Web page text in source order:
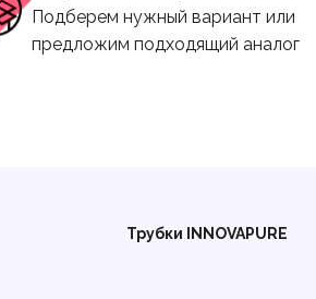
Подберем нужный вариант или
предложим подходящий аналог
Трубки INNOVAPURE